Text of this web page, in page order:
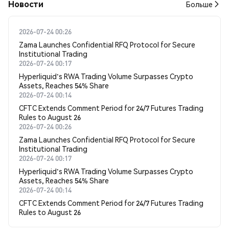
Новости Больше
2026-07-24 00:26
Zama Launches Confidential RFQ Protocol for Secure
Institutional Trading
2026-07-24 00:17
Hyperliquid's RWA Trading Volume Surpasses Crypto
Assets, Reaches 54% Share
2026-07-24 00:14
CFTC Extends Comment Period for 24/7 Futures Trading
Rules to August 26
2026-07-24 00:26
Zama Launches Confidential RFQ Protocol for Secure
Institutional Trading
2026-07-24 00:17
Hyperliquid's RWA Trading Volume Surpasses Crypto
Assets, Reaches 54% Share
2026-07-24 00:14
CFTC Extends Comment Period for 24/7 Futures Trading
Rules to August 26